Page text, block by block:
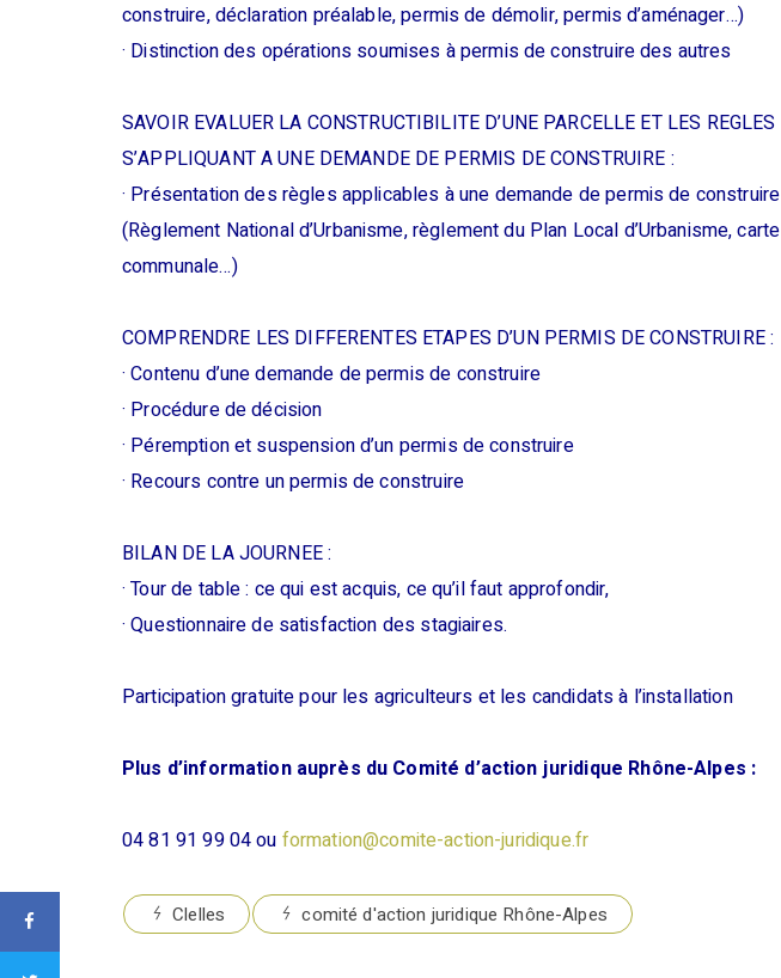
construire, déclaration préalable, permis de démolir, permis d’aménager…)
· Distinction des opérations soumises à permis de construire des autres
SAVOIR EVALUER LA CONSTRUCTIBILITE D’UNE PARCELLE ET LES REGLES
S’APPLIQUANT A UNE DEMANDE DE PERMIS DE CONSTRUIRE :
· Présentation des règles applicables à une demande de permis de construire
(Règlement National d’Urbanisme, règlement du Plan Local d’Urbanisme, carte
communale…)
COMPRENDRE LES DIFFERENTES ETAPES D’UN PERMIS DE CONSTRUIRE :
· Contenu d’une demande de permis de construire
· Procédure de décision
· Péremption et suspension d’un permis de construire
· Recours contre un permis de construire
BILAN DE LA JOURNEE :
· Tour de table : ce qui est acquis, ce qu’il faut approfondir,
· Questionnaire de satisfaction des stagiaires.
Participation gratuite pour les agriculteurs et les candidats à l’installation
Plus d’information auprès du Comité d’action juridique Rhône-Alpes :
04 81 91 99 04 ou formation@comite-action-juridique.fr
Clelles comité d'action juridique Rhône-Alpes